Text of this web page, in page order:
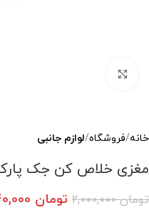
خانه فروشگاه لوازم جانبی
مغزی خلاص کن جک
تومان2,000,000 تومان